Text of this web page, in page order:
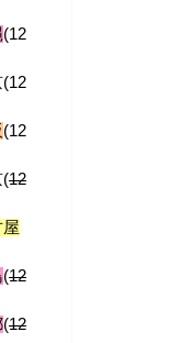
(12
(12
(12
(12
(12